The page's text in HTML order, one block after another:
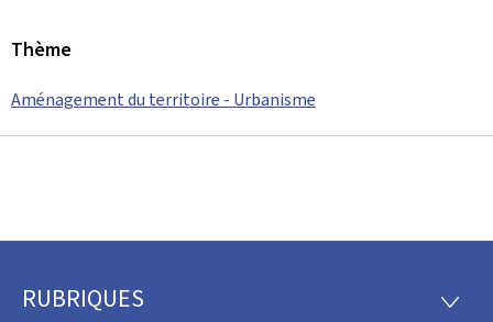
Thème
Aménagement du territoire - Urbanisme
Pied
RUBRIQUES